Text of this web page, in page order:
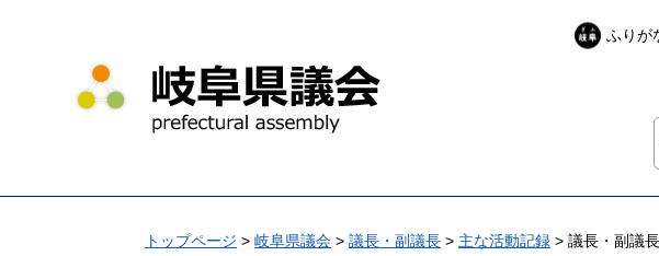
す
し
ふりが
l
トップページ > 岐阜県議会 > 議長・副議長 > 主な活動記録 > 議長・副議